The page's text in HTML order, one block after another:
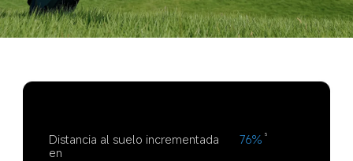
Distancia al suelo incrementada
en
76% 5